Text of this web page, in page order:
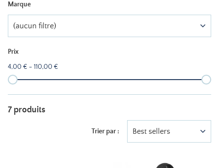
Marque
(aucun filtre)
Prix
4,00 € - 110,00 €
7 produits
Trier par : Best sellers